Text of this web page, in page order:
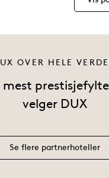
OVER HELE
mest
velger DUX
Se flere partnerhoteller